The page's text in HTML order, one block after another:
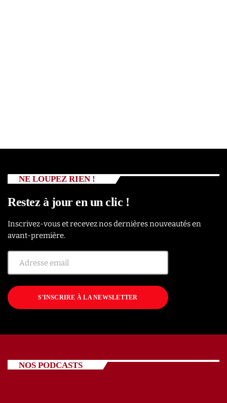
NE LOUPEZ RIEN !
Restez à jour en un clic !
Inscrivez-vous et recevez nos dernières nouveautés en
avant-première.
S'INSCRIRE À LA NEWSLETTER
NOS PODCASTS